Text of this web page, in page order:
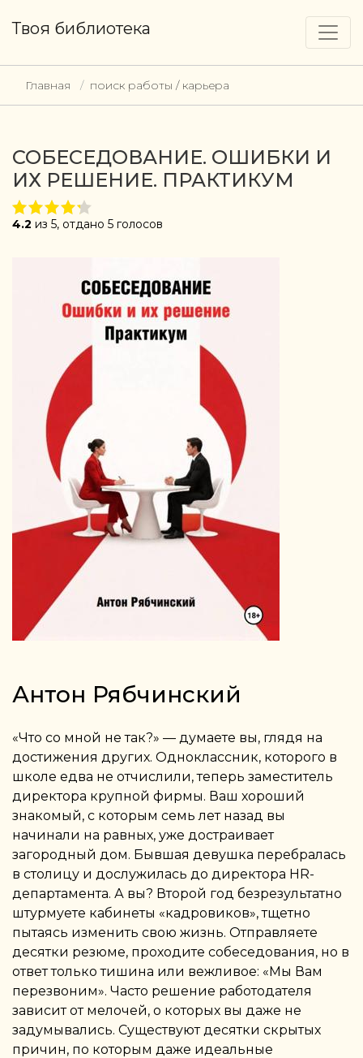
Твоя библиотека
Главная поиск работы / карьера
СОБЕСЕДОВАНИЕ. ОШИБКИ И
ИХ РЕШЕНИЕ. ПРАКТИКУМ
4.2 из 5, отдано 5 голосов
Антон Рябчинский
«Что со мной не так?» — думаете вы, глядя на
достижения других. Одноклассник, которого в
школе едва не отчислили, теперь заместитель
директора крупной фирмы. Ваш хороший
знакомый, с которым семь лет назад вы
начинали на равных, уже достраивает
загородный дом. Бывшая девушка перебралась
в столицу и дослужилась до директора HR-
департамента. А вы? Второй год безрезультатно
штурмуете кабинеты «кадровиков», тщетно
пытаясь изменить свою жизнь. Отправляете
десятки резюме, проходите собеседования, но в
ответ только тишина или вежливое: «Мы Вам
перезвоним». Часто решение работодателя
зависит от мелочей, о которых вы даже не
задумывались. Существуют десятки скрытых
причин, по которым даже идеальные